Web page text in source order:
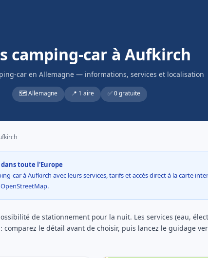
camping-car à Aufkirch
car en Allemagne — informations, services et localisation
🗺️ Allemagne 📍 1 aire ✅ 0 gratuite
toute l'Europe
car à Aufkirch avec leurs services, tarifs et accès direct à la carte
de stationnement pour la nuit. Les services (eau,
comparez le détail avant de choisir, puis lancez le guidage